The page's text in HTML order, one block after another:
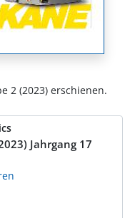
2 (2023) erschienen.
Jahrgang 17